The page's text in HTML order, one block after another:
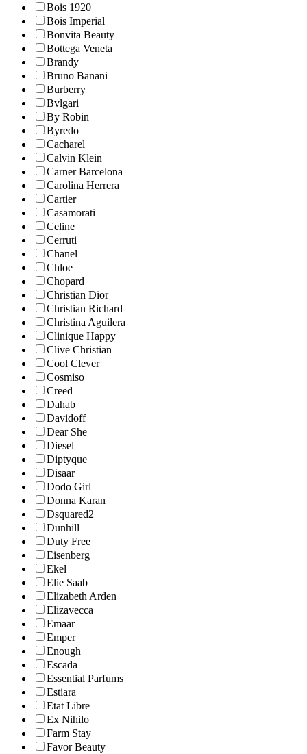
Bois 1920
Bois Imperial
Bonvita Beauty
Bottega Veneta
Brandy
Bruno Banani
Burberry
Bvlgari
By Robin
Byredo
Cacharel
Calvin Klein
Carner Barcelona
Carolina Herrera
Cartier
Casamorati
Celine
Cerruti
Chanel
Chloe
Chopard
Christian Dior
Christian Richard
Christina Aguilera
Clinique Happy
Clive Christian
Cool Clever
Cosmiso
Creed
Dahab
Davidoff
Dear She
Diesel
Diptyque
Disaar
Dodo Girl
Donna Karan
Dsquared2
Dunhill
Duty Free
Eisenberg
Ekel
Elie Saab
Elizabeth Arden
Elizavecca
Emaar
Emper
Enough
Escada
Essential Parfums
Estiara
Etat Libre
Ex Nihilo
Farm Stay
Favor Beauty